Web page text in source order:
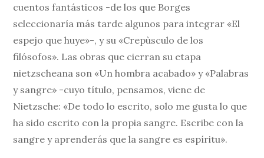
cuentos fantásticos -de los que Borges
seleccionaría más tarde algunos para integrar «El
espejo que huye»-, y su «Crepùsculo de los
filósofos». Las obras que cierran su etapa
nietzscheana son «Un hombra acabado» y «Palabras
y sangre» -cuyo título, pensamos, viene de
Nietzsche: «De todo lo escrito, solo me gusta lo que
ha sido escrito con la propia sangre. Escribe con la
sangre y aprenderás que la sangre es espíritu».